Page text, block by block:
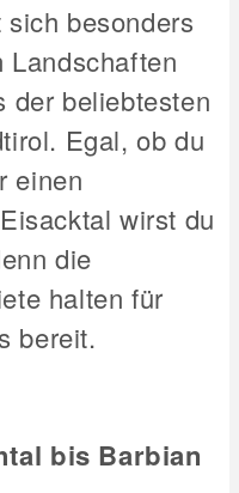
besonders
Landschaften
der beliebtesten
Egal, ob du
einen
wirst du
die
halten für
bereit.
bis Barbian